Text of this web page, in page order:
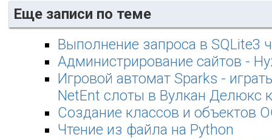
Еще записи по теме
Выполнение запроса в SQLite3
Администрирование сайтов -
Игровой автомат Sparks -
NetEnt слоты в Вулкан Делюкс
Создание классов и объектов
Чтение из файла на Python